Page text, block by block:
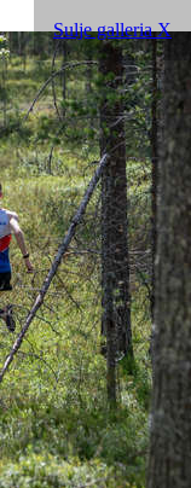
Sulje galleria X